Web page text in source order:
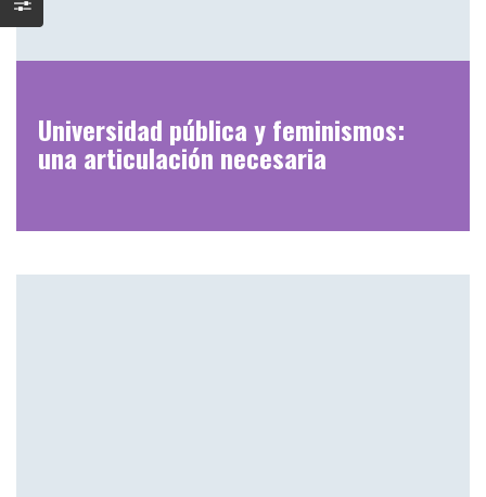
Universidad pública y feminismos:
una articulación necesaria